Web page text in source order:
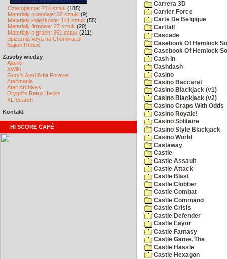
Czasopisma: 714 sztuk (185)
Materiały scenowe: 32 sztuki (9)
Materiały książkowe: 141 sztuk (55)
Materiały firmowe: 27 sztuk (20)
Materiały o grach: 351 sztuk (211)
Spiżarnia Voya na Chomikuj.pl
Bajtek Redux
Zasoby wiedzy
Atariki
XWiki
Gury's Atari 8-bit Forever
Atarimania
Atari Archives
Drygol's Retro Hacks
XL Search
Kontakt
HI SCORE CAFÉ
Carrera 3D
Carrier Force
Carte De Belgique
Cartfall
Cascade
Casebook Of Hemlock
Casebook Of Hemlock
Cash In
Cashdash
Casino
Casino Baccarat
Casino Blackjack (v1)
Casino Blackjack (v2)
Casino Craps With Odds
Casino Royale!
Casino Solitaire
Casino Style Blackjack
Casino World
Castaway
Castle
Castle Assault
Castle Attack
Castle Blast
Castle Clobber
Castle Combat
Castle Command
Castle Crisis
Castle Defender
Castle Eayor
Castle Fantasy
Castle Game, The
Castle Hassle
Castle Hexagon